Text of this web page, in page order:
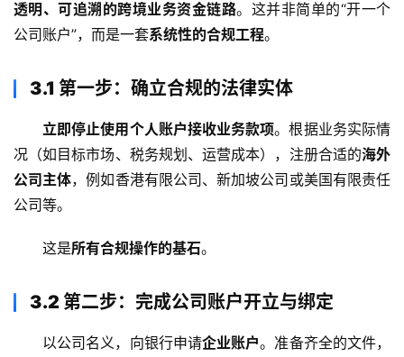
透明、可追溯的跨境业务资金链路。这并非简单的“开一个
公司账户”，而是一套系统性的合规工程。
3.1 第一步：确立合规的法律实体
立即停止使用个人账户接收业务款项。根据业务实际情
况（如目标市场、税务规划、运营成本），注册合适的海外
公司主体，例如香港有限公司、新加坡公司或美国有限责任
公司等。
这是所有合规操作的基石。
3.2 第二步：完成公司账户开立与绑定
以公司名义，向银行申请企业账户。准备齐全的文件，